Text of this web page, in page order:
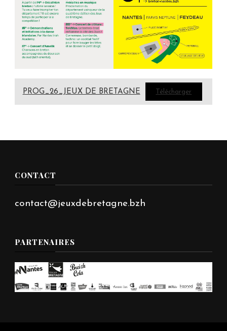
PROG_26_JEUX DE BRETAGNE Télécharger
CONTACT
contact@jeuxdebretagne.bzh
PARTENAIRES